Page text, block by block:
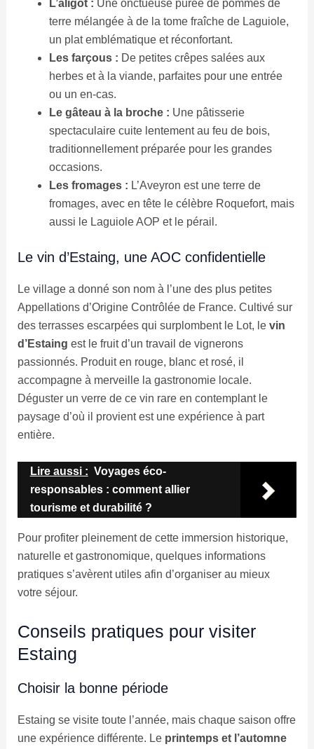
L’aligot : Une onctueuse purée de pommes de
terre mélangée à de la tome fraîche de Laguiole,
un plat emblématique et réconfortant.
Les farçous : De petites crêpes salées aux
herbes et à la viande, parfaites pour une entrée
ou un en-cas.
Le gâteau à la broche : Une pâtisserie
spectaculaire cuite lentement au feu de bois,
traditionnellement préparée pour les grandes
occasions.
Les fromages : L’Aveyron est une terre de
fromages, avec en tête le célèbre Roquefort, mais
aussi le Laguiole AOP et le pérail.
Le vin d’Estaing, une AOC confidentielle
Le village a donné son nom à l’une des plus petites
Appellations d’Origine Contrôlée de France. Cultivé sur
des terrasses escarpées qui surplombent le Lot, le vin
d’Estaing est le fruit d’un travail de vignerons
passionnés. Produit en rouge, blanc et rosé, il
accompagne à merveille la gastronomie locale.
Déguster un verre de ce vin rare en contemplant le
paysage d’où il provient est une expérience à part
entière.
Lire aussi : Voyages éco-
responsables : comment allier
tourisme et durabilité ?
Pour profiter pleinement de cette immersion historique,
naturelle et gastronomique, quelques informations
pratiques s’avèrent utiles afin d’organiser au mieux
votre séjour.
Conseils pratiques pour visiter
Estaing
Choisir la bonne période
Estaing se visite toute l’année, mais chaque saison offre
une expérience différente. Le printemps et l’automne